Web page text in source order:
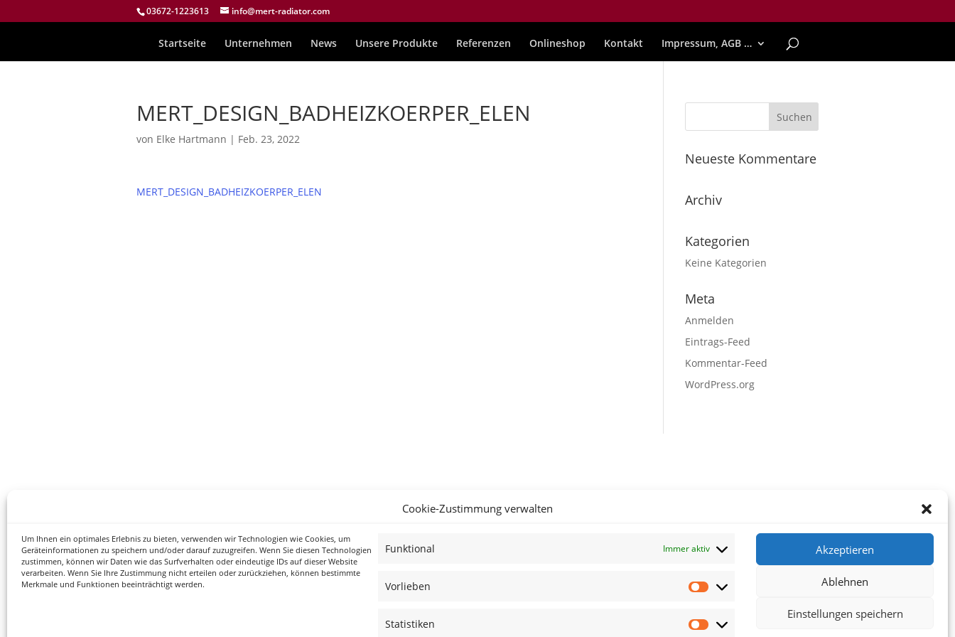
Cookie-Zustimmung verwalten
Um Ihnen ein optimales Erlebnis zu bieten, verwenden wir Technologien wie Cookies, um
Geräteinformationen zu speichern und/oder darauf zuzugreifen. Wenn Sie diesen Technologien
zustimmen, können wir Daten wie das Surfverhalten oder eindeutige IDs auf dieser Website
verarbeiten. Wenn Sie Ihre Zustimmung nicht erteilen oder zurückziehen, können bestimmte
Merkmale und Funktionen beeinträchtigt werden.
Funktional Immer aktiv
Vorlieben
Vorlieben
Statistiken
Statistiken
Akzeptieren
Ablehnen
Einstellungen speichern
03672-1223613 info@mert-radiator.com
Startseite Unternehmen News Unsere Produkte Referenzen Onlineshop Kontakt Impressum, AGB …
MERT_DESIGN_BADHEIZKOERPER_ELEN
von Elke Hartmann | Feb. 23, 2022
MERT_DESIGN_BADHEIZKOERPER_ELEN
Neueste Kommentare
Archiv
Kategorien
Keine Kategorien
Meta
Anmelden
Eintrags-Feed
Kommentar-Feed
WordPress.org